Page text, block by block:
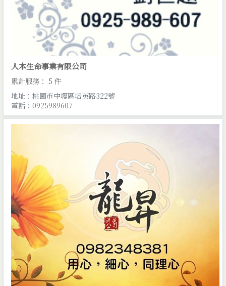
人本生命事業有限公司
累計服務： 5 件
地址：桃園市中壢區培英路322號
電話：0925989607